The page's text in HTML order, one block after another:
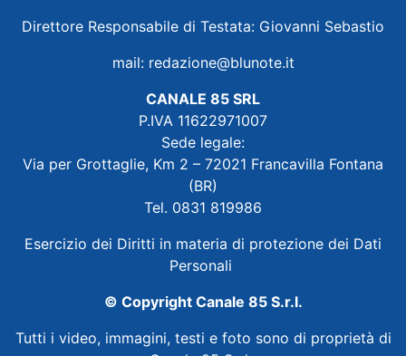
Direttore Responsabile di Testata: Giovanni Sebastio
mail: redazione@blunote.it
CANALE 85 SRL
P.IVA 11622971007
Sede legale:
Via per Grottaglie, Km 2 – 72021 Francavilla Fontana
(BR)
Tel. 0831 819986
Esercizio dei Diritti in materia di protezione dei Dati
Personali
© Copyright Canale 85 S.r.l.
Tutti i video, immagini, testi e foto sono di proprietà di